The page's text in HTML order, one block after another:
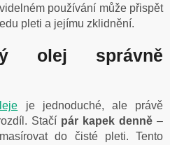
používání může přispět
pleti a jejímu zklidnění.
olej správně
je jednoduché, ale právě
Stačí pár kapek denně –
do čisté pleti. Tento